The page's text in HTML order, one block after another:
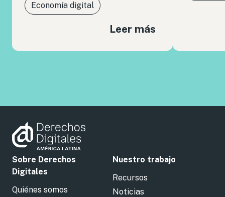
Economía digital
Leer más
Sobre Derechos
Digitales
Quiénes somos
Nuestro trabajo
Recursos
Noticias